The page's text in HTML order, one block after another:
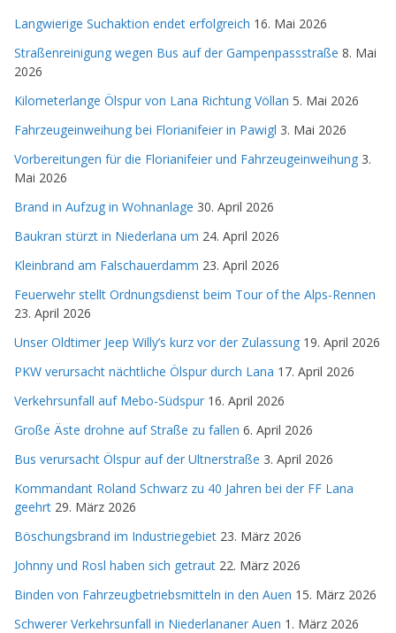
Langwierige Suchaktion endet erfolgreich 16. Mai 2026
Straßenreinigung wegen Bus auf der Gampenpassstraße 8. Mai
2026
Kilometerlange Ölspur von Lana Richtung Völlan 5. Mai 2026
Fahrzeugeinweihung bei Florianifeier in Pawigl 3. Mai 2026
Vorbereitungen für die Florianifeier und Fahrzeugeinweihung 3.
Mai 2026
Brand in Aufzug in Wohnanlage 30. April 2026
Baukran stürzt in Niederlana um 24. April 2026
Kleinbrand am Falschauerdamm 23. April 2026
Feuerwehr stellt Ordnungsdienst beim Tour of the Alps-Rennen
23. April 2026
Unser Oldtimer Jeep Willy’s kurz vor der Zulassung 19. April 2026
PKW verursacht nächtliche Ölspur durch Lana 17. April 2026
Verkehrsunfall auf Mebo-Südspur 16. April 2026
Große Äste drohne auf Straße zu fallen 6. April 2026
Bus verursacht Ölspur auf der Ultnerstraße 3. April 2026
Kommandant Roland Schwarz zu 40 Jahren bei der FF Lana
geehrt 29. März 2026
Böschungsbrand im Industriegebiet 23. März 2026
Johnny und Rosl haben sich getraut 22. März 2026
Binden von Fahrzeugbetriebsmitteln in den Auen 15. März 2026
Schwerer Verkehrsunfall in Niederlananer Auen 1. März 2026